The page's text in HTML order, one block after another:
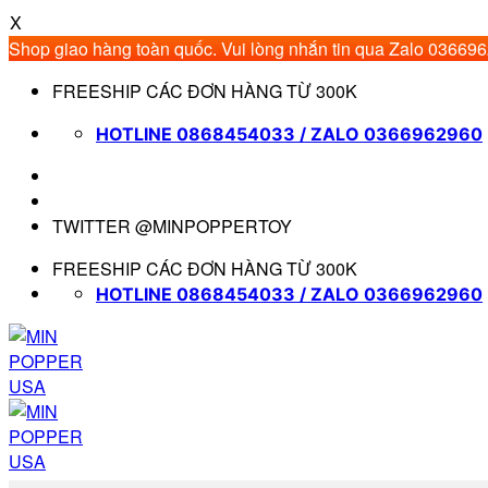
X
Shop giao hàng toàn quốc. Vui lòng nhắn tin qua Zalo
qua
FREESHIP CÁC ĐƠN HÀNG TỪ 300K
HOTLINE 0868454033 / ZALO 0366962960
TWITTER @MINPOPPERTOY
FREESHIP CÁC ĐƠN HÀNG TỪ 300K
HOTLINE 0868454033 / ZALO 0366962960